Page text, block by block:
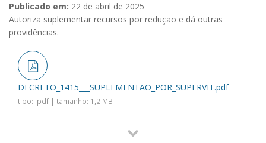
Publicado em: 22 de abril de 2025
Autoriza suplementar recursos por redução e dá outras
providências.
DECRETO_1415___SUPLEMENTAO_POR_SUPERVIT.pdf
tipo: .pdf | tamanho: 1,2 MB